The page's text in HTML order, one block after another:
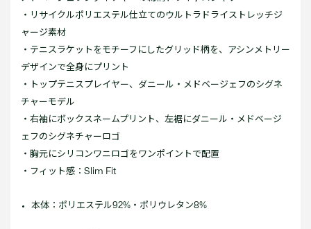
・リサイクルポリエステル仕立てのウルトラドライストレッチジ
ャージ素材
・テニスラケットをモチーフにしたグリッド柄を、アシンメトリー
デザインで全身にプリント
・トップテニスプレイヤー、ダニール・メドベージェフのシグネ
チャーモデル
・右袖にボックスネームプリント、左裾にダニール・メドベージ
ェフのシグネチャーロゴ
・胸元にシリコンワニロゴをワンポイントで配置
・フィット感：Slim Fit
本体：ポリエステル92%・ポリウレタン8%